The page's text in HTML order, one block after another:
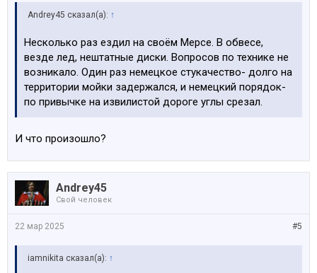
Andrey45 сказал(а): ↑
Несколько раз ездил на своём Мерсе. В обвесе,
везде лед, нештатные диски. Вопросов по технике не
возникало. Один раз немецкое стукачество- долго на
территории мойки задержался, и немецкий порядок-
по привычке на извилистой дороге углы срезал.
И что произошло?
Andrey45
Свой человек
#5
22 мар 2025
iamnikita сказал(а): ↑